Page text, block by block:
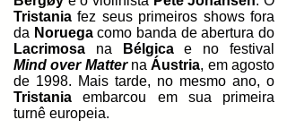
Tristania fez seus primeiros shows fora
da Noruegacomo banda de abertura do
Lacrimosa na Bélgicae no festival
Mind over MatternaÁustria, em agosto
de 1998. Mais tarde, no mesmo ano, o
Tristania embarcou em sua primeira
turnê europeia.